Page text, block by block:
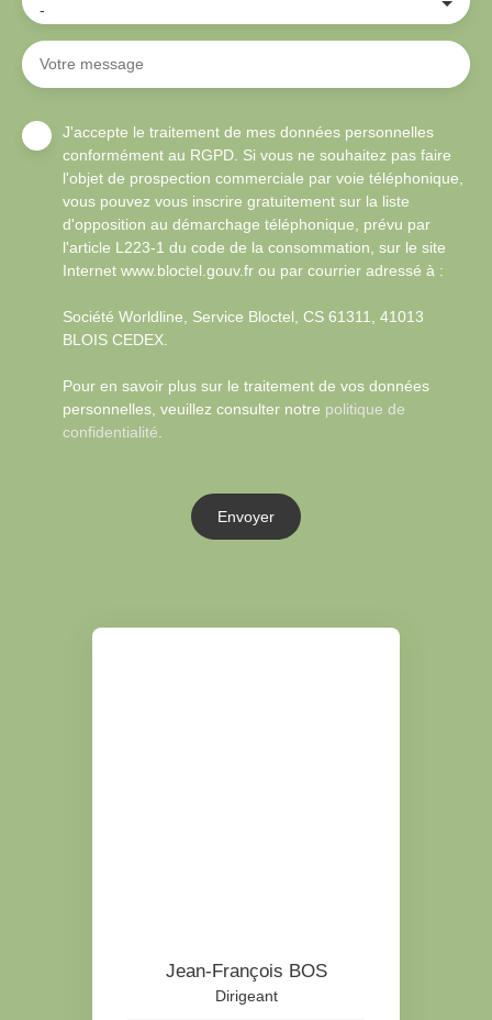
-
Votre message
J'accepte le traitement de mes données personnelles
conformément au RGPD. Si vous ne souhaitez pas faire
l'objet de prospection commerciale par voie téléphonique,
vous pouvez vous inscrire gratuitement sur la liste
d'opposition au démarchage téléphonique, prévu par
l'article L223-1 du code de la consommation, sur le site
Internet www.bloctel.gouv.fr ou par courrier adressé à :
Société Worldline, Service Bloctel, CS 61311, 41013
BLOIS CEDEX.
Pour en savoir plus sur le traitement de vos données
personnelles, veuillez consulter notre politique de
confidentialité.
Envoyer
Jean-François BOS
Dirigeant